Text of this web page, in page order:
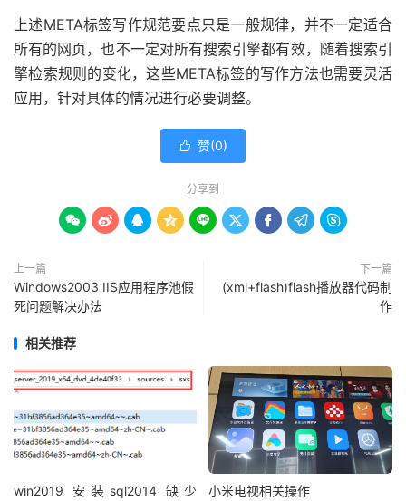
上述META标签写作规范要点只是一般规律，并不一定适合
所有的网页，也不一定对所有搜索引擎都有效，随着搜索引
擎检索规则的变化，这些META标签的写作方法也需要灵活
应用，针对具体的情况进行必要调整。
 赞(0)
分享到
        
上一篇
Windows2003 IIS应用程序池假
死问题解决办法
下一篇
(xml+flash)flash播放器代码制
作
相关推荐
win2019 安装sql2014 缺少
小米电视相关操作